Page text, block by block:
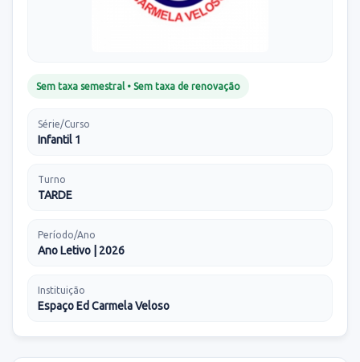
Sem taxa semestral • Sem taxa de renovação
Série/Curso
Infantil 1
Turno
TARDE
Período/Ano
Ano Letivo | 2026
Instituição
Espaço Ed Carmela Veloso